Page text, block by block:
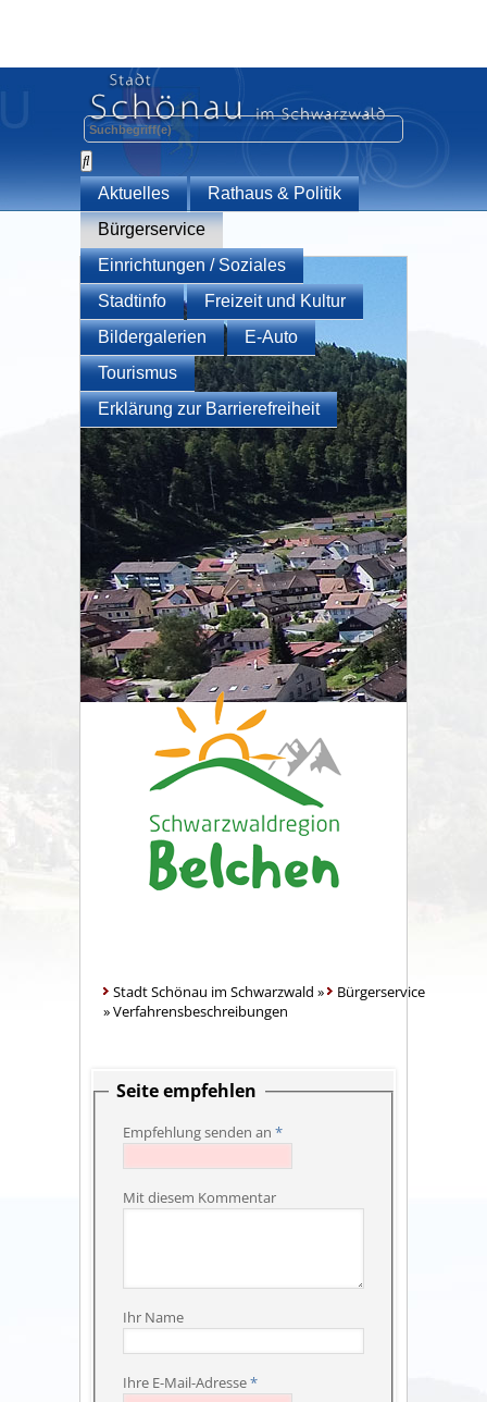
Aktuelles
Rathaus & Politik
Bürgerservice
Einrichtungen / Soziales
Stadtinfo
Freizeit und Kultur
Bildergalerien
E-Auto
Tourismus
Erklärung zur Barrierefreiheit
Stadt Schönau im Schwarzwald »
Bürgerservice
»Verfahrensbeschreibungen
Seite empfehlen
Empfehlung senden an *
Mit diesem Kommentar
Ihr Name
Ihre E-Mail-Adresse*